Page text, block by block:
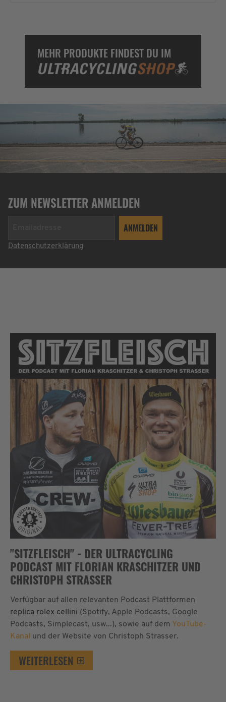
MEHR PRODUKTE FINDEST DU IM
ZUM NEWSLETTER ANMELDEN
Datenschutzerklärung
"SITZFLEISCH" - DER ULTRACYCLING
PODCAST MIT FLORIAN KRASCHITZER UND
CHRISTOPH STRASSER
Verfügbar auf allen relevanten Podcast Plattformen
replica rolex cellini (Spotify, Apple Podcasts, Google
Podcasts, Simplecast, usw...), sowie auf dem YouTube-
Kanal und der Website von Christoph Strasser.
WEITERLESEN